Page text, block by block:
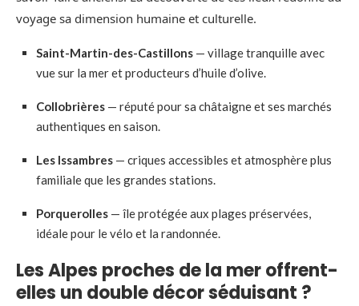
voyage sa dimension humaine et culturelle.
Saint-Martin-des-Castillons — village tranquille avec
vue sur la mer et producteurs d’huile d’olive.
Collobrières — réputé pour sa châtaigne et ses marchés
authentiques en saison.
Les Issambres — criques accessibles et atmosphère plus
familiale que les grandes stations.
Porquerolles — île protégée aux plages préservées,
idéale pour le vélo et la randonnée.
Les Alpes proches de la mer offrent-
elles un double décor séduisant ?